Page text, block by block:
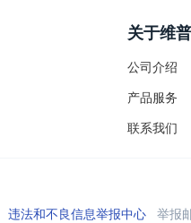
关于维普
公司介绍
产品服务
联系我们
违法和不良信息举报中心举报